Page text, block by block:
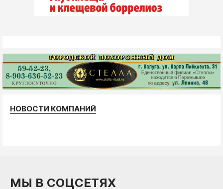
НОВОСТИ КОМПАНИЙ
МЫ В СОЦСЕТЯХ